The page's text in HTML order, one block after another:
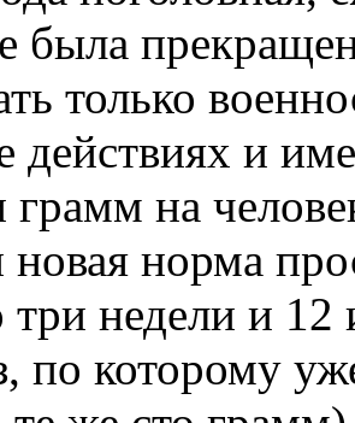
была
только
действиях и
грамм на
норма
три недели и
по которому